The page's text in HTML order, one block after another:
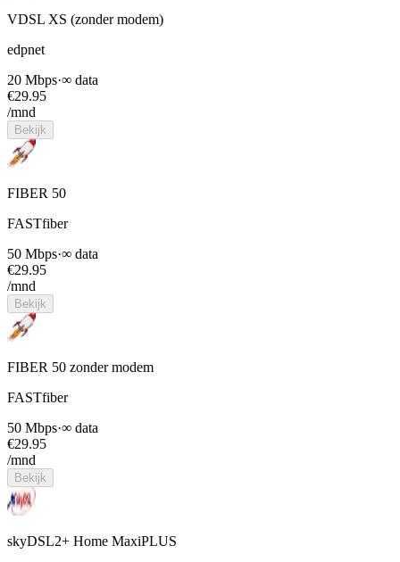
VDSL XS (zonder modem)
edpnet
20 Mbps·∞ data
€29.95
/mnd
Bekijk
FIBER 50
FASTfiber
50 Mbps·∞ data
€29.95
/mnd
Bekijk
FIBER 50 zonder modem
FASTfiber
50 Mbps·∞ data
€29.95
/mnd
Bekijk
skyDSL2+ Home MaxiPLUS